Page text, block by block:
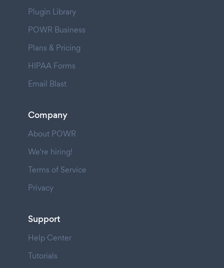
Plugin Library
POWR Business
Plans & Pricing
HIPAA Forms
Email Blast
Company
About POWR
We're hiring!
Terms of Service
Privacy
Support
Help Center
Tutorials